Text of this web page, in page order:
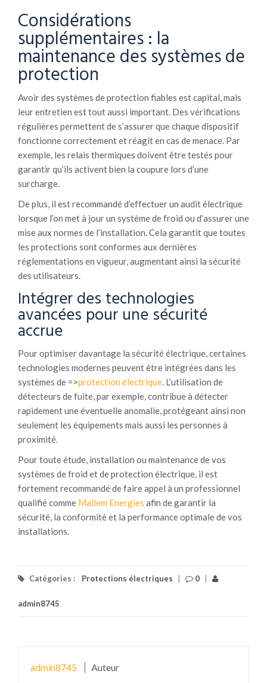
Considérations
supplémentaires : la
maintenance des systèmes de
protection
Avoir des systèmes de protection fiables est capital, mais
leur entretien est tout aussi important. Des vérifications
régulières permettent de s’assurer que chaque dispositif
fonctionne correctement et réagit en cas de menace. Par
exemple, les relais thermiques doivent être testés pour
garantir qu’ils activent bien la coupure lors d’une
surcharge.
De plus, il est recommandé d’effectuer un audit électrique
lorsque l’on met à jour un système de froid ou d’assurer une
mise aux normes de l’installation. Cela garantit que toutes
les protections sont conformes aux dernières
réglementations en vigueur, augmentant ainsi la sécurité
des utilisateurs.
Intégrer des technologies
avancées pour une sécurité
accrue
Pour optimiser davantage la sécurité électrique, certaines
technologies modernes peuvent être intégrées dans les
systèmes de =>protection électrique. L’utilisation de
détecteurs de fuite, par exemple, contribue à détecter
rapidement une éventuelle anomalie, protégeant ainsi non
seulement les équipements mais aussi les personnes à
proximité.
Pour toute étude, installation ou maintenance de vos
systèmes de froid et de protection électrique, il est
fortement recommandé de faire appel à un professionnel
qualifié comme Mallem Energies afin de garantir la
sécurité, la conformité et la performance optimale de vos
installations.
Catégories : Protections électriques 0
admin8745
admin8745 Auteur